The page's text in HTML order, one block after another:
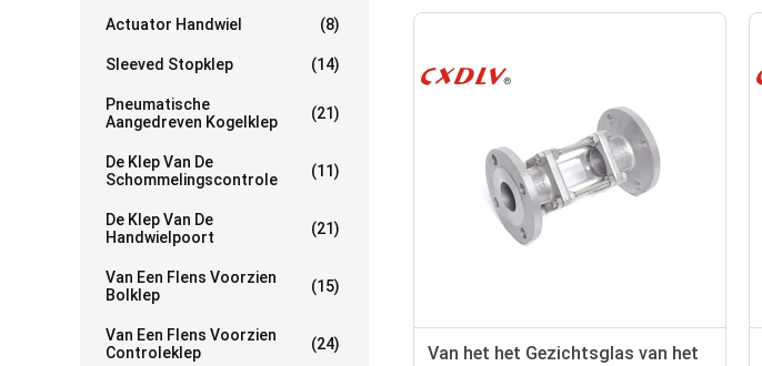
Actuator Handwiel (8)
Sleeved Stopklep (14)
Pneumatische
Aangedreven Kogelklep
(21)
De Klep Van De
Schommelingscontrole
(11)
De Klep Van De
Handwielpoort
(21)
Van Een Flens Voorzien
Bolklep
(15)
Van Een Flens Voorzien
Controleklep
(24)
Van het het Gezichtsglas van het